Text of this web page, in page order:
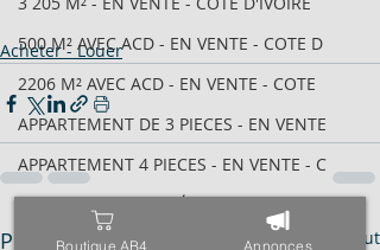
500 M² AVEC ACD - EN VENTE - COTE D
2206 M² AVEC ACD - EN VENTE - COTE
APPARTEMENT DE 3 PIECES - EN VENTE
APPARTEMENT 4 PIECES - EN VENTE - C
IMMEUBLE INACHEVÉ R+8 AVEC ACD - EN
1880 M² - EN VENTE - COTE D'IVOIRE
Acheter - Louer
Posts récents Voir tout
Boutique AB4 Annonces